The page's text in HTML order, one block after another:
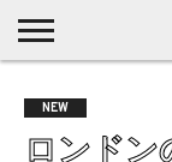
MUSIC
LATEST
POSTS
SPOTLIGHT
NYP
/ DL
DISCOVERY
POP
NEW
ロンドン